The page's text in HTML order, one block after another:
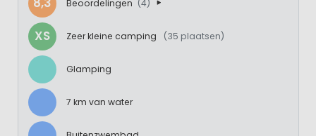
Beoordelingen (4)
XS Zeer kleine camping (35 plaatsen)
Glamping
7 km van water